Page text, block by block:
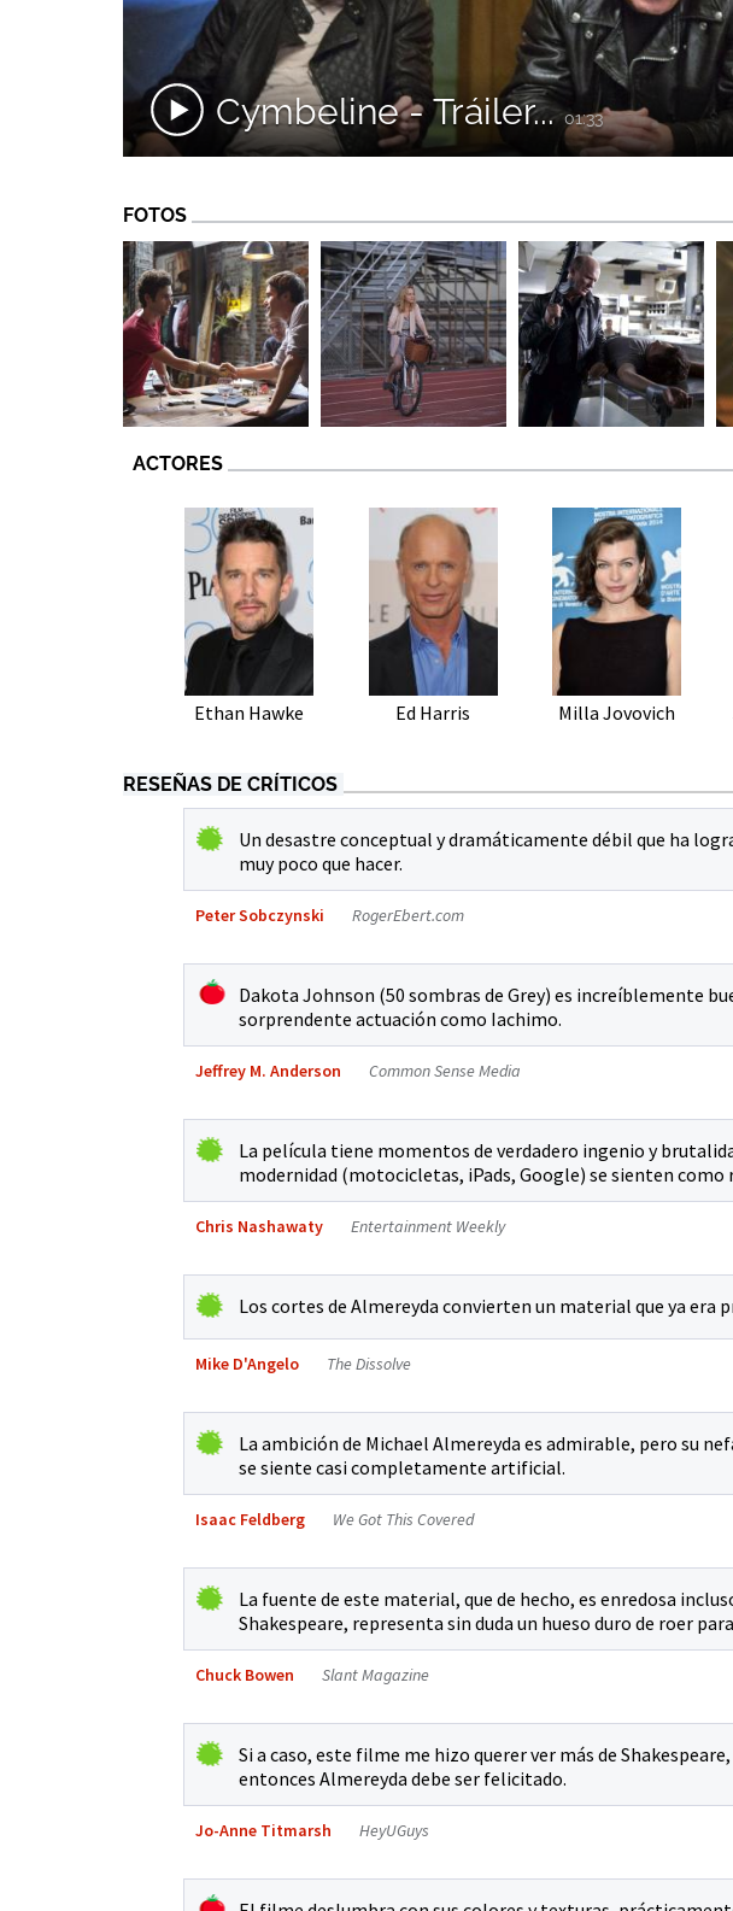
Cymbeline - Tráiler...01:33
FOTOS
ACTORES
Ethan Hawke Ed Harris Milla Jovovich
RESEÑAS DE CRÍTICOS
Un desastre conceptual y dramáticamente débil que ha
muy poco que hacer.
Peter Sobczynski RogerEbert.com
Dakota Johnson (50 sombras de Grey) es increíblemente
sorprendente actuación como Iachimo.
Jeffrey M. Anderson Common Sense Media
La película tiene momentos de verdadero ingenio y
modernidad (motocicletas, iPads, Google) se sienten
Chris Nashawaty Entertainment Weekly
Los cortes de Almereyda convierten un material que ya era
Mike D'Angelo The Dissolve
La ambición de Michael Almereyda es admirable, pero su
se siente casi completamente artificial.
Isaac Feldberg We Got This Covered
La fuente de este material, que de hecho, es enredosa
Shakespeare, representa sin duda un hueso duro de roer
Chuck Bowen Slant Magazine
Si a caso, este filme me hizo querer ver más de
entonces Almereyda debe ser felicitado.
Jo-Anne Titmarsh HeyUGuys